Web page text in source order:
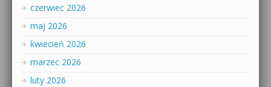
czerwiec 2026
maj 2026
kwiecień 2026
marzec 2026
luty 2026